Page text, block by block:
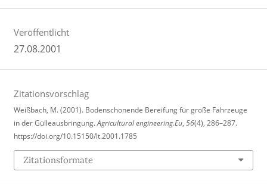
Veröffentlicht
27.08.2001
Zitationsvorschlag
Weißbach, M. (2001). Bodenschonende Bereifung für große Fahrzeuge
in der Gülleausbringung.Agricultural engineering.Eu, 56(4), 286–287.
https://doi.org/10.15150/lt.2001.1785
Zitationsformate